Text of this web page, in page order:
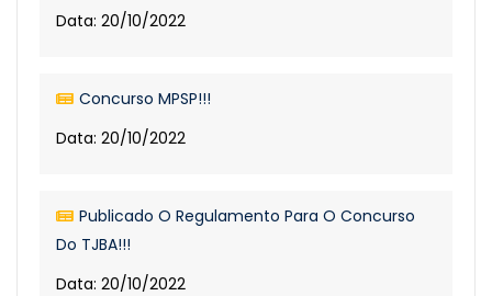
Data: 20/10/2022
Concurso MPSP!!!
Data: 20/10/2022
Publicado O Regulamento Para O Concurso
Do TJBA!!!
Data: 20/10/2022